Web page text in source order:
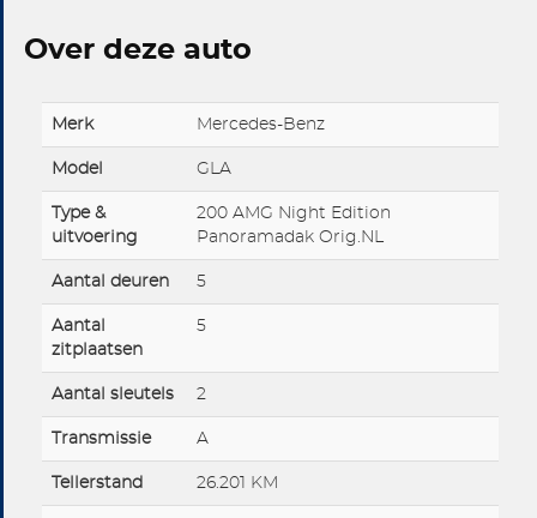
Over deze auto
Merk Mercedes-Benz
Model GLA
Type &
uitvoering
200 AMG Night Edition
Panoramadak Orig.NL
Aantal deuren 5
Aantal
zitplaatsen
5
Aantal sleutels 2
Transmissie A
Tellerstand 26.201 KM